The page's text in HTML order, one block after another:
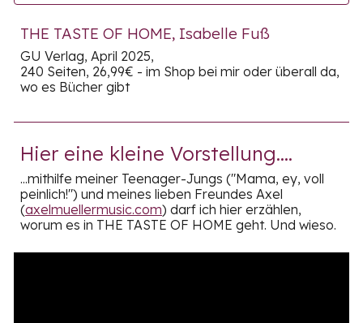
THE TASTE OF HOME, Isabelle Fuß
GU Verlag, April 2025,
240 Seiten, 26,99€ - im Shop bei mir oder überall da,
wo es Bücher gibt
Hier eine kleine Vorstellung....
...mithilfe meiner Teenager-Jungs ("Mama, ey, voll
peinlich!") und meines lieben Freundes Axel
(axelmuellermusic.com) darf ich hier erzählen,
worum es in THE TASTE OF HOME geht. Und wieso.